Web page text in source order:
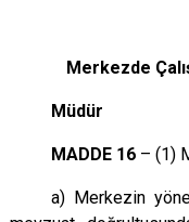
Merkezde
Müdür
MADDE 16– (1)
a) Merkezin